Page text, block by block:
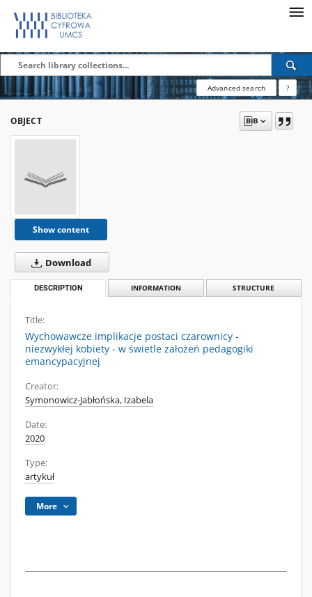
Advanced search ?
OBJECT
Show content
Download
DESCRIPTION INFORMATION STRUCTURE
Title:
Wychowawcze implikacje postaci czarownicy -
niezwykłej kobiety - w świetle założeń pedagogiki
emancypacyjnej
Creator:
Symonowicz-Jabłońska, Izabela
Date:
2020
Type:
artykuł
More